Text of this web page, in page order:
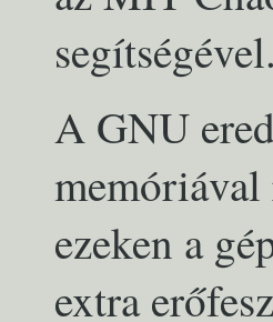
segítségével.
A GNU
memóriával
ezeken a
extra